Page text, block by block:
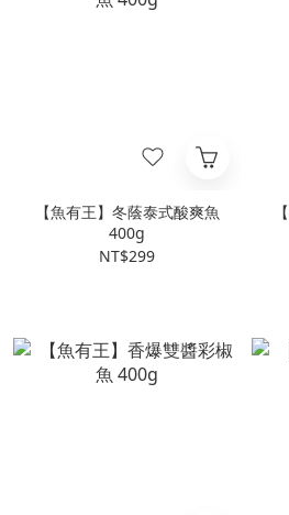
【魚有王】冬蔭泰式酸爽魚
400g
NT$299